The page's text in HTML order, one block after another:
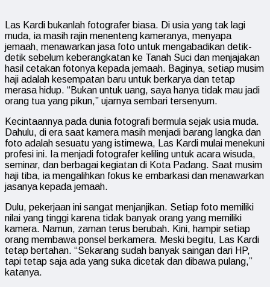
Las Kardi bukanlah fotografer biasa. Di usia yang tak lagi
muda, ia masih rajin menenteng kameranya, menyapa
jemaah, menawarkan jasa foto untuk mengabadikan detik-
detik sebelum keberangkatan ke Tanah Suci dan menjajakan
hasil cetakan fotonya kepada jemaah. Baginya, setiap musim
haji adalah kesempatan baru untuk berkarya dan tetap
merasa hidup. “Bukan untuk uang, saya hanya tidak mau jadi
orang tua yang pikun,” ujarnya sembari tersenyum.
Kecintaannya pada dunia fotografi bermula sejak usia muda.
Dahulu, di era saat kamera masih menjadi barang langka dan
foto adalah sesuatu yang istimewa, Las Kardi mulai menekuni
profesi ini. Ia menjadi fotografer keliling untuk acara wisuda,
seminar, dan berbagai kegiatan di Kota Padang. Saat musim
haji tiba, ia mengalihkan fokus ke embarkasi dan menawarkan
jasanya kepada jemaah.
Dulu, pekerjaan ini sangat menjanjikan. Setiap foto memiliki
nilai yang tinggi karena tidak banyak orang yang memiliki
kamera. Namun, zaman terus berubah. Kini, hampir setiap
orang membawa ponsel berkamera. Meski begitu, Las Kardi
tetap bertahan. “Sekarang sudah banyak saingan dari HP,
tapi tetap saja ada yang suka dicetak dan dibawa pulang,”
katanya.